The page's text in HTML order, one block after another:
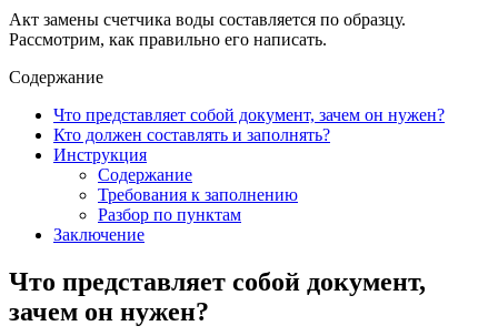
Акт замены счетчика воды составляется по образцу.
Рассмотрим, как правильно его написать.
Содержание
Что представляет собой документ, зачем он нужен?
Кто должен составлять и заполнять?
Инструкция
Содержание
Требования к заполнению
Разбор по пунктам
Заключение
Что представляет собой документ,
зачем он нужен?